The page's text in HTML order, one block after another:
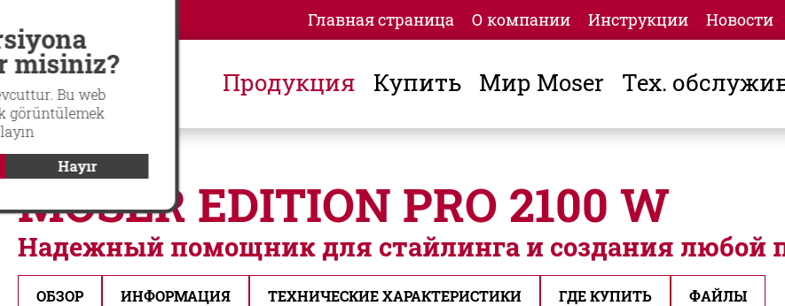
Главная страница О компании Инструкции Новости
Продукция Купить Мир Moser Тех.
MOSER EDITION PRO 2100 W
Надежный помощник для стайлинга и создания любой
ОБЗОР ИНФОРМАЦИЯ ТЕХНИЧЕСКИЕ ХАРАКТЕРИСТИКИ ГДЕ КУПИТЬ ФАЙЛЫ
misiniz?
Bu web
görüntülemek
Hayır